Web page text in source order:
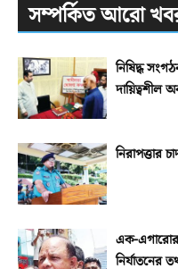
সম্পর্কিত আরো
নিষিদ্ধ
দায়িত্বশীল
নিরাপত্তার
এক-এগারোর
নির্যাতনের